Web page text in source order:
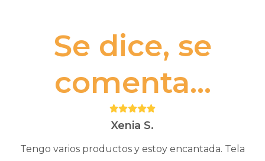
Se dice, se
comenta...
Puntuación:
5Xenia S.
Tengo varios productos y estoy encantada. Tela